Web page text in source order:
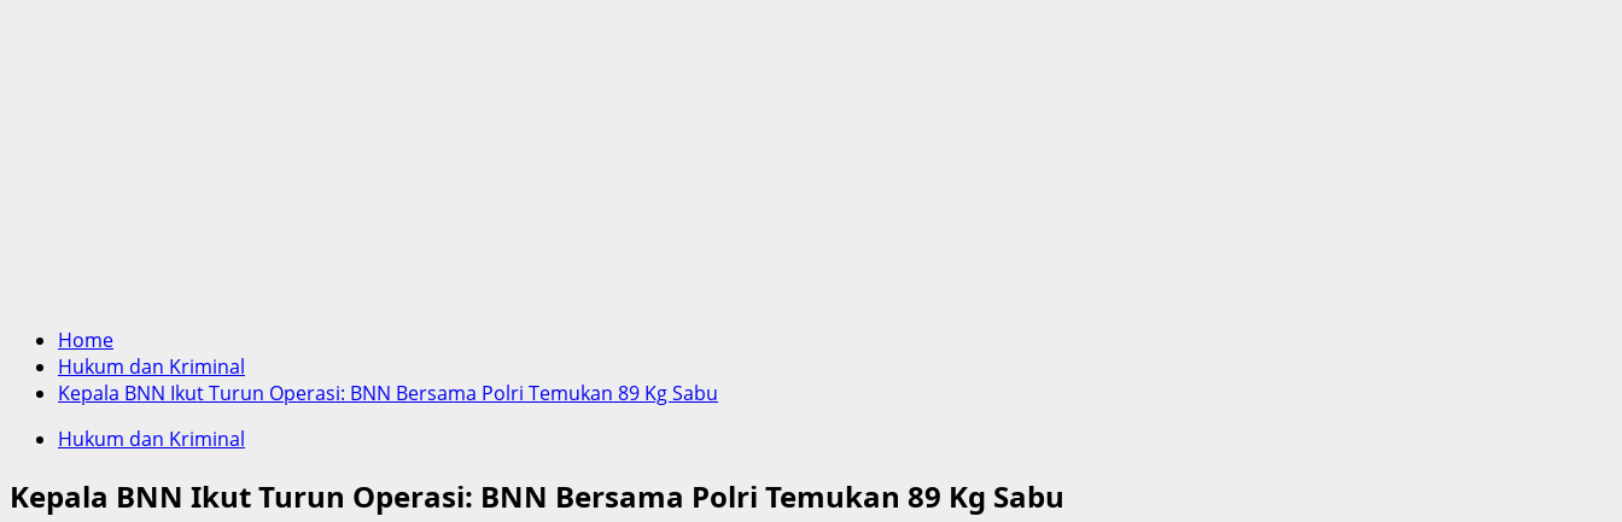
Home
Hukum dan Kriminal
Kepala BNN Ikut Turun Operasi: BNN Bersama Polri Temukan 89 Kg Sabu
Hukum dan Kriminal
Kepala BNN Ikut Turun Operasi: BNN Bersama Polri Temukan 89 Kg Sabu